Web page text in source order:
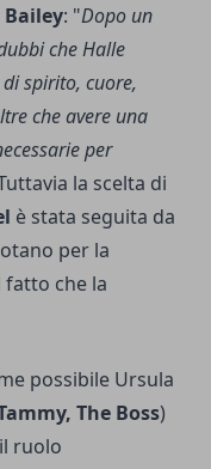
Bailey: "Dopo un
che Halle
spirito, cuore,
che avere una
per
la scelta di
è stata seguita da
per la
che la
possibile Ursula
The Boss)
ruolo